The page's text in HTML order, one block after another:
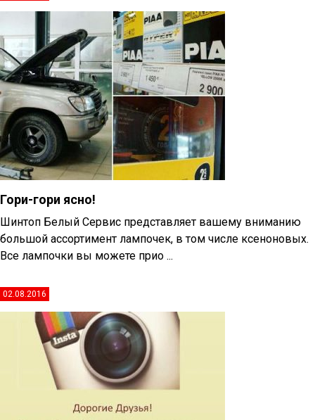
Гори-гори ясно!
Шинтоп Белый Сервис представляет вашему вниманию
большой ассортимент лампочек, в том числе ксеноновых.
Все лампочки вы можете прио ...
02.08.2016